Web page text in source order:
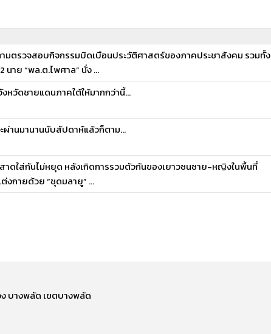
ตรวจสอบกิจกรรมบิดเบือนประวัติศาสตร์ของภาคประชาสังคม รวมทั้ง
นาย “พล.ต.ไพศาล” นั่ง ...
วัดชายแดนภาคใต้ให้มากกว่านี้...
ผ่านมานานนับสัปดาห์แล้วก็ตาม...
สาดใส่กันไม่หยุด หลังเกิดการรวมตัวกันของเยาวชนชาย-หญิงในพื้นที่
กายด้วย “ชุดมลายู” ...
ง บางพลัด เขตบางพลัด